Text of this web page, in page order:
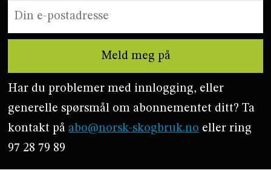
Har du problemer med innlogging, eller
generelle spørsmål om abonnementet ditt? Ta
kontakt på abo@norsk-skogbruk.no eller ring
97 28 79 89